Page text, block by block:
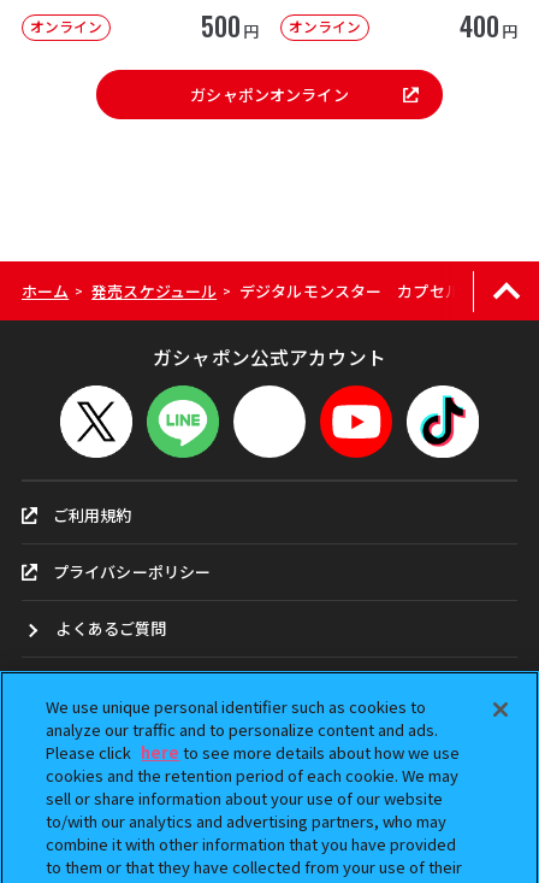
オンライン 500 円 オンライン 400 円
ガシャポンオンライン
ホーム > 発売スケジュール > デジタルモンスター カプセルマスコッ
ガシャポン公式アカウント
ご利用規約
プライバシーポリシー
よくあるご質問
ガシャポンどこ？
アンケート
ウェブアクセシビリティ方針
We use unique personal identifier such as cookies to
analyze our traffic and to personalize content and ads.
Please click here to see more details about how we use
cookies and the retention period of each cookie. We may
sell or share information about your use of our website
to/with our analytics and advertising partners, who may
combine it with other information that you have provided
to them or that they have collected from your use of their